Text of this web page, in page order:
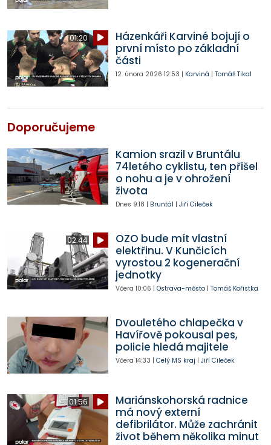
01:20
Házenkáři Karviné bojují o
první místo po základní
části
12. února 2026 12:53 | Karviná | Tomáš Tikal
Doporučujeme
Kamion srazil v Bruntálu
74letého cyklistu, ten přišel
o nohu a je v ohrožení
života
Dnes 9:18 | Bruntál | Jiří Cileček
02:44
OZO bude mít vlastní
elektřinu. V Kunčicích
vyrostou 2 kogenerační
jednotky
Včera 10:06 | Ostrava-město| Tomáš Kořistka
Dvouletého chlapečka v
Havířově pokousal pes,
policie hledá majitele
Včera 14:33 | Celý MS kraj | Jiří Cileček
01:56
Mariánskohorská radnice
má nový externí
defibrilátor. Může zachránit
život během několika minut